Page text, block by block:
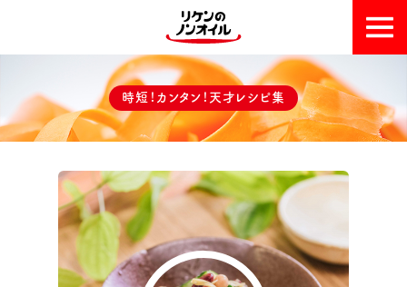
おいしい理由
天才レシピ集
時短！カンタン！天才レシピ集